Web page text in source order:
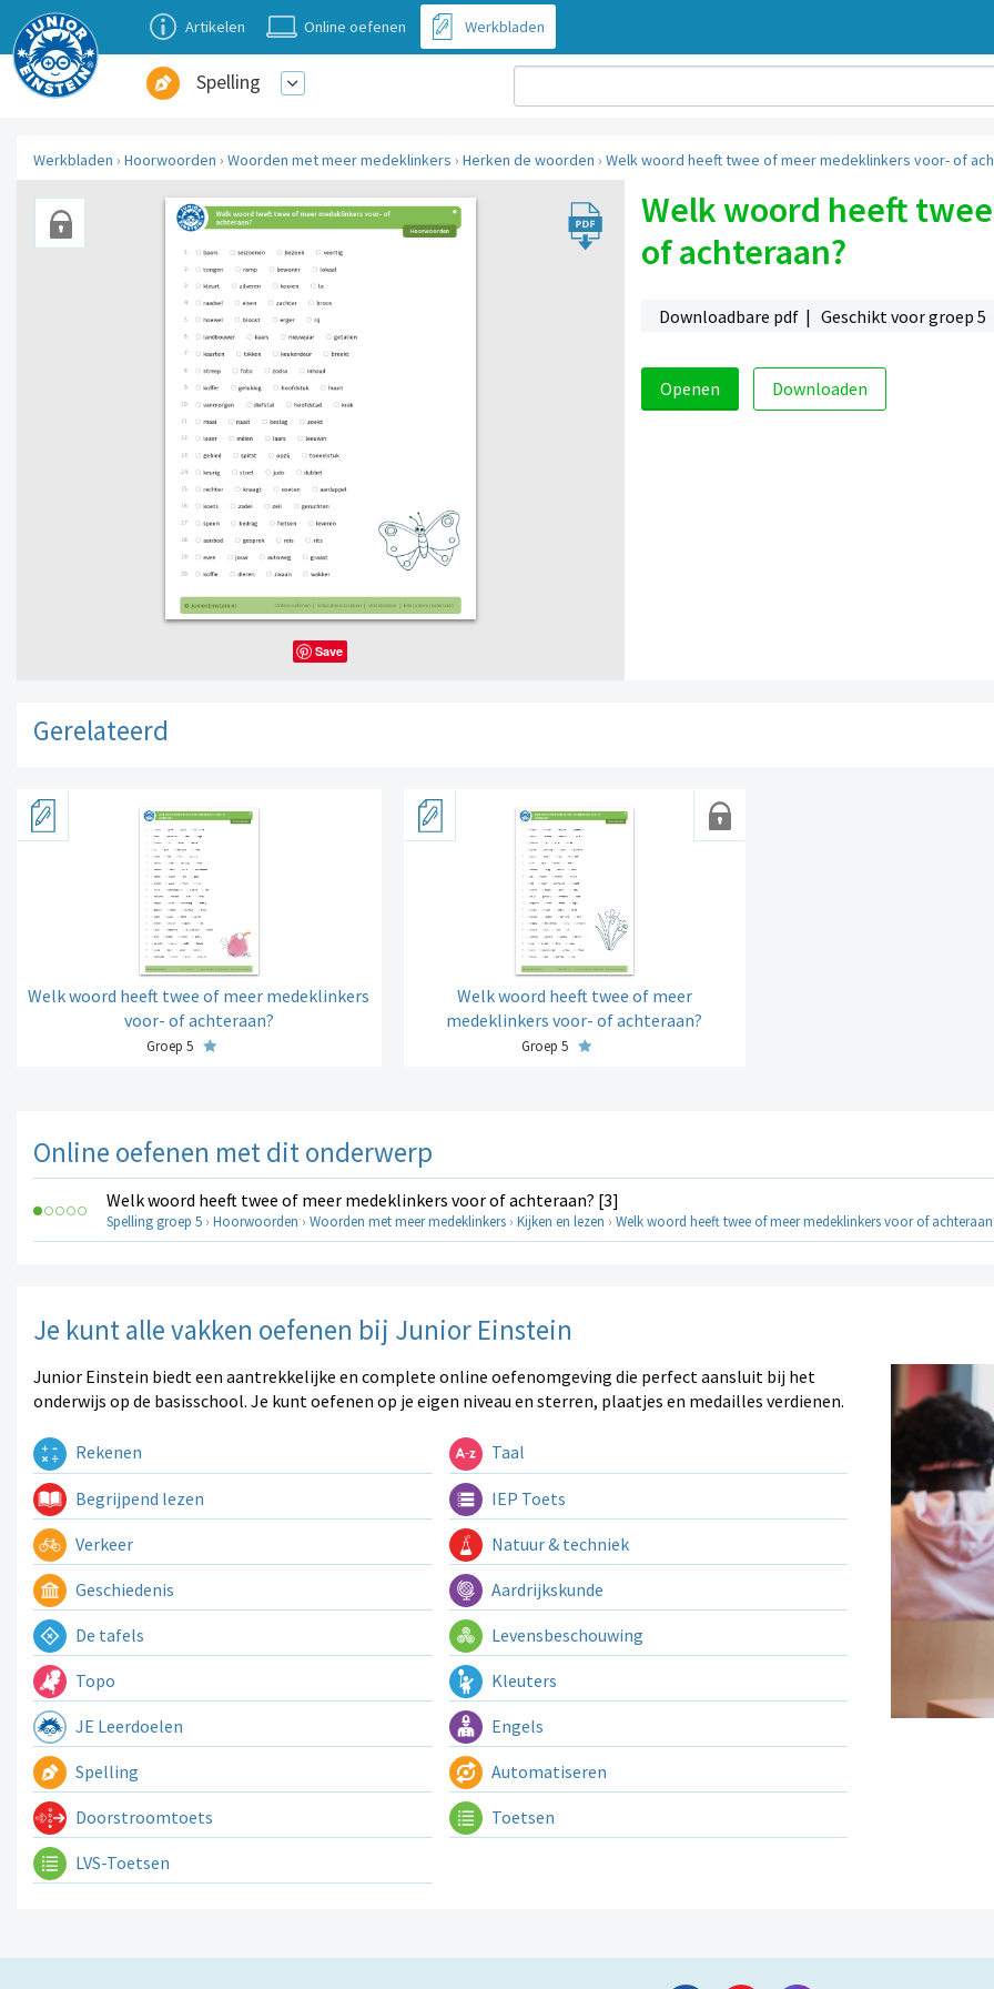
Artikelen Online oefenen Werkbladen
Spelling
Werkbladen › Hoorwoorden › Woorden met meer medeklinkers › Herken de woorden › Welk woord heeft twee of meer medeklinkers voor- of
Welk woord heeft
of achteraan?
Downloadbare pdf | Geschikt voor groep 5
Openen Downloaden
Save
Gerelateerd
Welk woord heeft twee of meer medeklinkers
voor- of achteraan?
Groep 5
Welk woord heeft twee of meer
medeklinkers voor- of achteraan?
Groep 5
Online oefenen met dit onderwerp
Welk woord heeft twee of meer medeklinkers voor of achteraan? [3]
Spelling groep 5 › Hoorwoorden › Woorden met meer medeklinkers › Kijken en lezen › Welk woord heeft twee of meer medeklinkers voor of
Je kunt alle vakken oefenen bij Junior Einstein
Junior Einstein biedt een aantrekkelijke en complete online oefenomgeving die perfect aansluit bij het
onderwijs op de basisschool. Je kunt oefenen op je eigen niveau en sterren, plaatjes en medailles verdienen.
Rekenen Taal
Begrijpend lezen IEP Toets
Verkeer Natuur & techniek
Geschiedenis Aardrijkskunde
De tafels Levensbeschouwing
Topo Kleuters
JE Leerdoelen Engels
Spelling Automatiseren
Doorstroomtoets Toetsen
LVS-Toetsen